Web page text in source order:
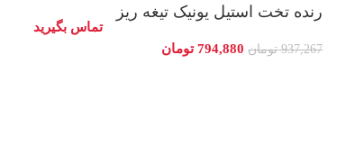
رنده تخت استیل یونیک تیغه ریز
937,267 تومان 794,880 تومان
تماس بگیرید